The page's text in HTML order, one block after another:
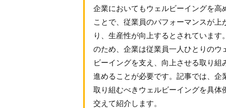
企業においてもウェルビーイングを高
ことで、従業員のパフォーマンスが上
り、生産性が向上するとされています
のため、企業は従業員一人ひとりのウ
ビーイングを支え、向上させる取り組
進めることが必要です。記事では、企
取り組むべきウェルビーイングを具体
交えて紹介します。